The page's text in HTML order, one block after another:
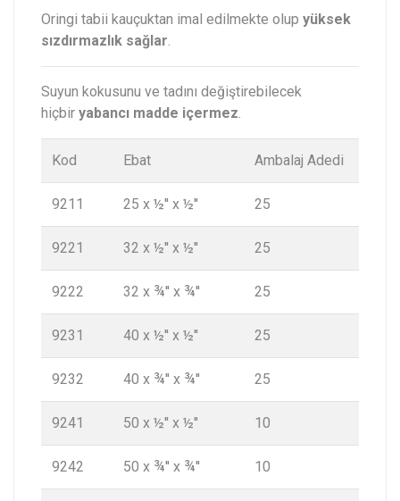
Oringi tabii kauçuktan imal edilmekte olup yüksek
sızdırmazlık sağlar.
Suyun kokusunu ve tadını değiştirebilecek
hiçbir yabancı madde içermez.
Kod Ebat Ambalaj Adedi
9211 25 x ½'' x ½'' 25
9221 32 x ½'' x ½'' 25
9222 32 x ¾'' x ¾'' 25
9231 40 x ½'' x ½'' 25
9232 40 x ¾'' x ¾'' 25
9241 50 x ½'' x ½'' 10
9242 50 x ¾'' x ¾'' 10